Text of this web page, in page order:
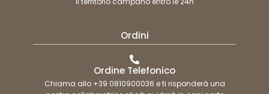
Ordini
Ordine Telefonico
Chiama allo +39 0810900036 e ti risponderà una